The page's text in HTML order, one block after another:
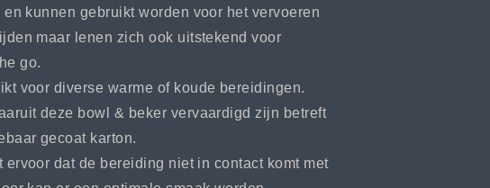
kunnen gebruikt worden voor het vervoeren
maar lenen zich ook uitstekend voor
go.
voor diverse warme of koude bereidingen.
deze bowl & beker vervaardigd zijn betreft
gecoat karton.
ervoor dat de bereiding niet in contact komt met